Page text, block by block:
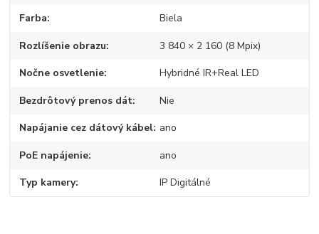
Farba Biela
Rozlíšenie obrazu 3 840 × 2 160 (8 Mpix)
Nočne osvetlenie Hybridné IR+Real LED
Bezdrôtový prenos dát Nie
Napájanie cez dátový kábel ano
PoE napájenie ano
Typ kamery IP Digitálné